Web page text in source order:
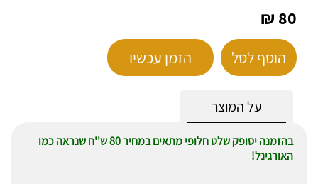
80 ₪
הוסף לסל הזמן עכשיו
על המוצר
בהזמנה יסופק שלט חלופי מתאים במחיר 80 ש''ח שנראה כמו
האורגינל!